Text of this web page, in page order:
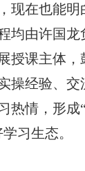
现在也能明
均由许国龙
授课主体，
操经验、交
热情，形成
习生态。